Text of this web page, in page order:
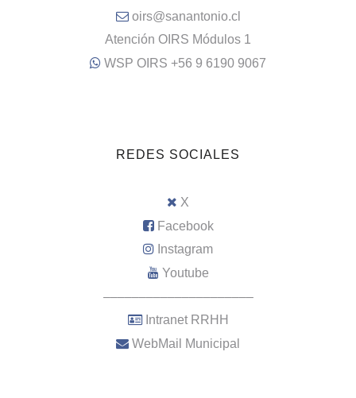
oirs@sanantonio.cl
Atención OIRS Módulos 1
WSP OIRS +56 9 6190 9067
REDES SOCIALES
X
Facebook
Instagram
Youtube
–––––––––––––––––––––
Intranet RRHH
WebMail Municipal